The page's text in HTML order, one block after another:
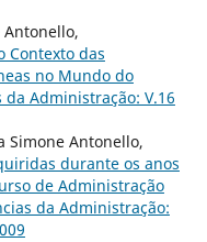
Antonello,
Contexto das
no Mundo do
da Administração: V.16
Simone Antonello,
durante os anos
de Administração
da Administração: